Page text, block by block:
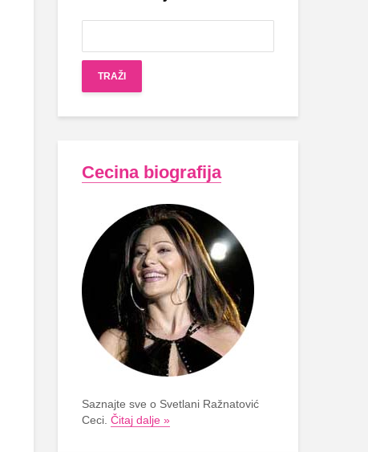
Cecina biografija
Saznajte sve o Svetlani Ražnatović
Ceci. Čitaj dalje »